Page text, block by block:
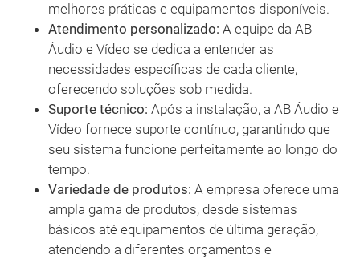
melhores práticas e equipamentos disponíveis.
Atendimento personalizado: A equipe da AB
Áudio e Vídeo se dedica a entender as
necessidades específicas de cada cliente,
oferecendo soluções sob medida.
Suporte técnico: Após a instalação, a AB Áudio e
Vídeo fornece suporte contínuo, garantindo que
seu sistema funcione perfeitamente ao longo do
tempo.
Variedade de produtos: A empresa oferece uma
ampla gama de produtos, desde sistemas
básicos até equipamentos de última geração,
atendendo a diferentes orçamentos e